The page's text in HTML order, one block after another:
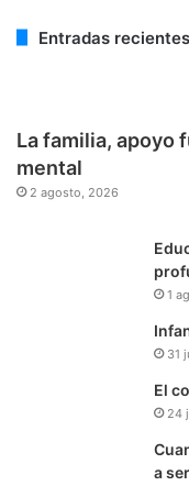
Entradas recientes
La familia, apoyo
mental
2 agosto, 2026
1
31
El
24
a